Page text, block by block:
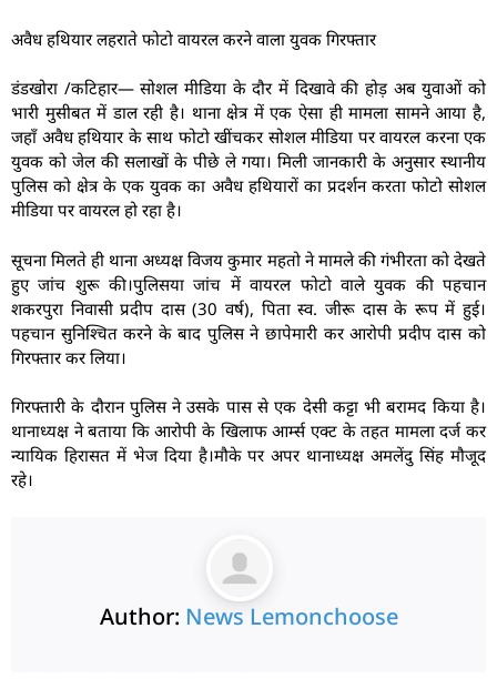
अवैध हथियार लहराते फोटो वायरल करने वाला युवक गिरफ्तार
डंडखोरा /कटिहार— सोशल मीडिया के दौर में दिखावे की होड़ अब युवाओं को
भारी मुसीबत में डाल रही है। थाना क्षेत्र में एक ऐसा ही मामला सामने आया है,
जहाँ अवैध हथियार के साथ फोटो खींचकर सोशल मीडिया पर वायरल करना एक
युवक को जेल की सलाखों के पीछे ले गया। मिली जानकारी के अनुसार स्थानीय
पुलिस को क्षेत्र के एक युवक का अवैध हथियारों का प्रदर्शन करता फोटो सोशल
मीडिया पर वायरल हो रहा है।
सूचना मिलते ही थाना अध्यक्ष विजय कुमार महतो ने मामले की गंभीरता को देखते
हुए जांच शुरू की।पुलिसया जांच में वायरल फोटो वाले युवक की पहचान
शकरपुरा निवासी प्रदीप दास (30 वर्ष), पिता स्व. जीरू दास के रूप में हुई।
पहचान सुनिश्चित करने के बाद पुलिस ने छापेमारी कर आरोपी प्रदीप दास को
गिरफ्तार कर लिया।
गिरफ्तारी के दौरान पुलिस ने उसके पास से एक देसी कट्टा भी बरामद किया है।
थानाध्यक्ष ने बताया कि आरोपी के खिलाफ आर्म्स एक्ट के तहत मामला दर्ज कर
न्यायिक हिरासत में भेज दिया है।मौके पर अपर थानाध्यक्ष अमलेंदु सिंह मौजूद
रहे।
Author: News Lemonchoose